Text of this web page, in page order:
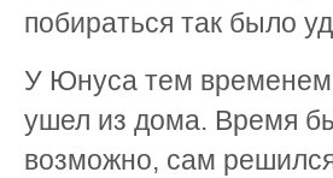
побираться так было
У Юнуса тем временем
ушел из дома. Время
возможно, сам